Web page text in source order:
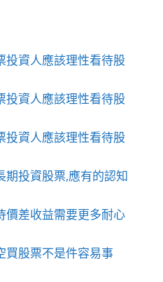
投資人應該理性看待股
投資人應該理性看待股
投資人應該理性看待股
期投資股票,應有的認知
價差收益需要更多耐心
買股票不是件容易事